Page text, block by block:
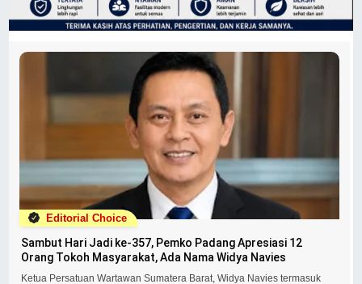
Editorial Choice
Sambut Hari Jadi ke-357, Pemko Padang Apresiasi 12
Orang Tokoh Masyarakat, Ada Nama Widya Navies
Ketua Persatuan Wartawan Sumatera Barat, Widya Navies termasuk